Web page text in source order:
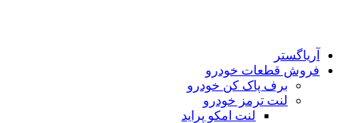
آریاگستر
فروش قطعات خودرو
برف پاک کن خودرو
لنت ترمز خودرو
لنت امکو پراید